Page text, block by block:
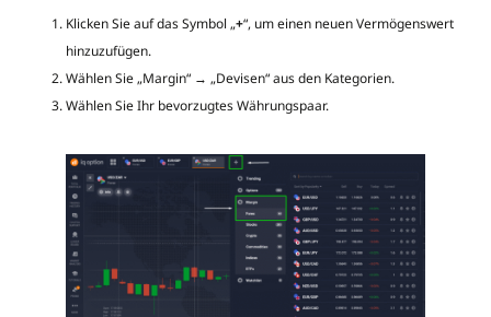
Klicken Sie auf das Symbol „+“, um einen neuen Vermögenswert
hinzuzufügen.
Wählen Sie „Margin“ → „Devisen“ aus den Kategorien.
Wählen Sie Ihr bevorzugtes Währungspaar.